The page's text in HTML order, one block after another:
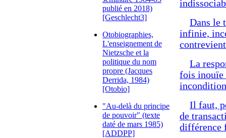
publié en 2018)
[Geschlecht3]
Otobiographies,
L'enseignement de
Nietzsche et la
politique du nom
propre (Jacques
Derrida, 1984)
[Otobio]
"Au-delà du principe
de pouvoir" (texte
daté de mars 1985)
[ADDPP]
Dans le
infinie,
La
fois inouïe
Il faut,
de
différence